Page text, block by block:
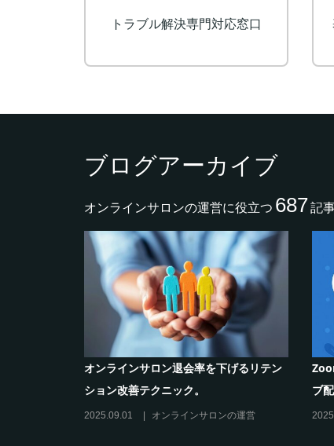
予約・決済受付システム
ブログアーカイブ
オンラインサロンの運営に役立つ 687記
ンサロンの作り方と収
シリーズ連載【運営者のお悩み解決
コがポイント！リスキリングサロン
必須3箇条